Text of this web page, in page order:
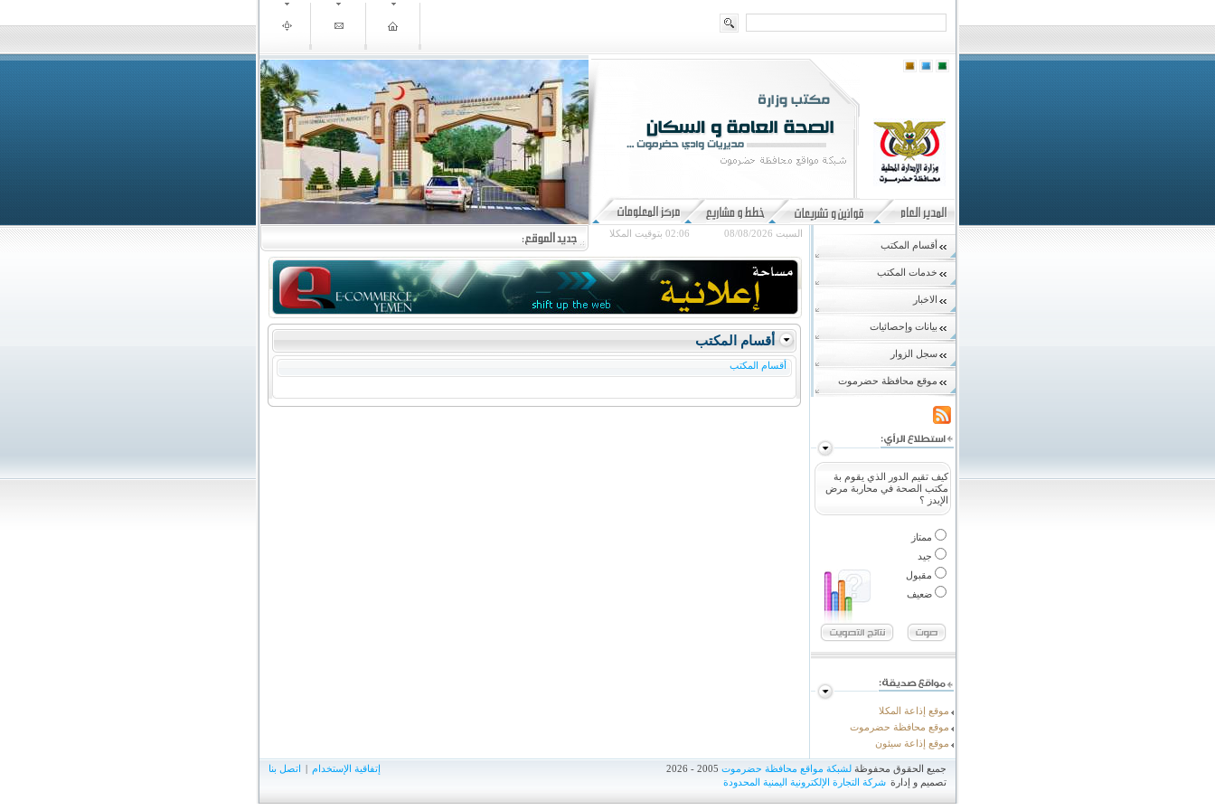
السبت 08/08/2026 02:06 بتوقيت المكلا
أقسام المكتب
خدمات المكتب
الاخبار
بيانات وإحصائيات
سجل الزوار
موقع محافظة حضرموت
كيف تقيم الدور الذي يقوم بة
مكتب الصحة في محاربة مرض
الإيدز ؟
ممتاز
جيد
مقبول
ضعيف
موقع إذاعة المكلا
موقع محافظة حضرموت
موقع إذاعة سيئون
أقسام المكتب
أقسام المكتب
جميع الحقوق محفوظة لشبكة مواقع محافظة حضرموت
تصميم و إدارة شركة التجارة الإلكترونية اليمنية المحدودة
اتصل بنا | إتفاقية الإستخدام